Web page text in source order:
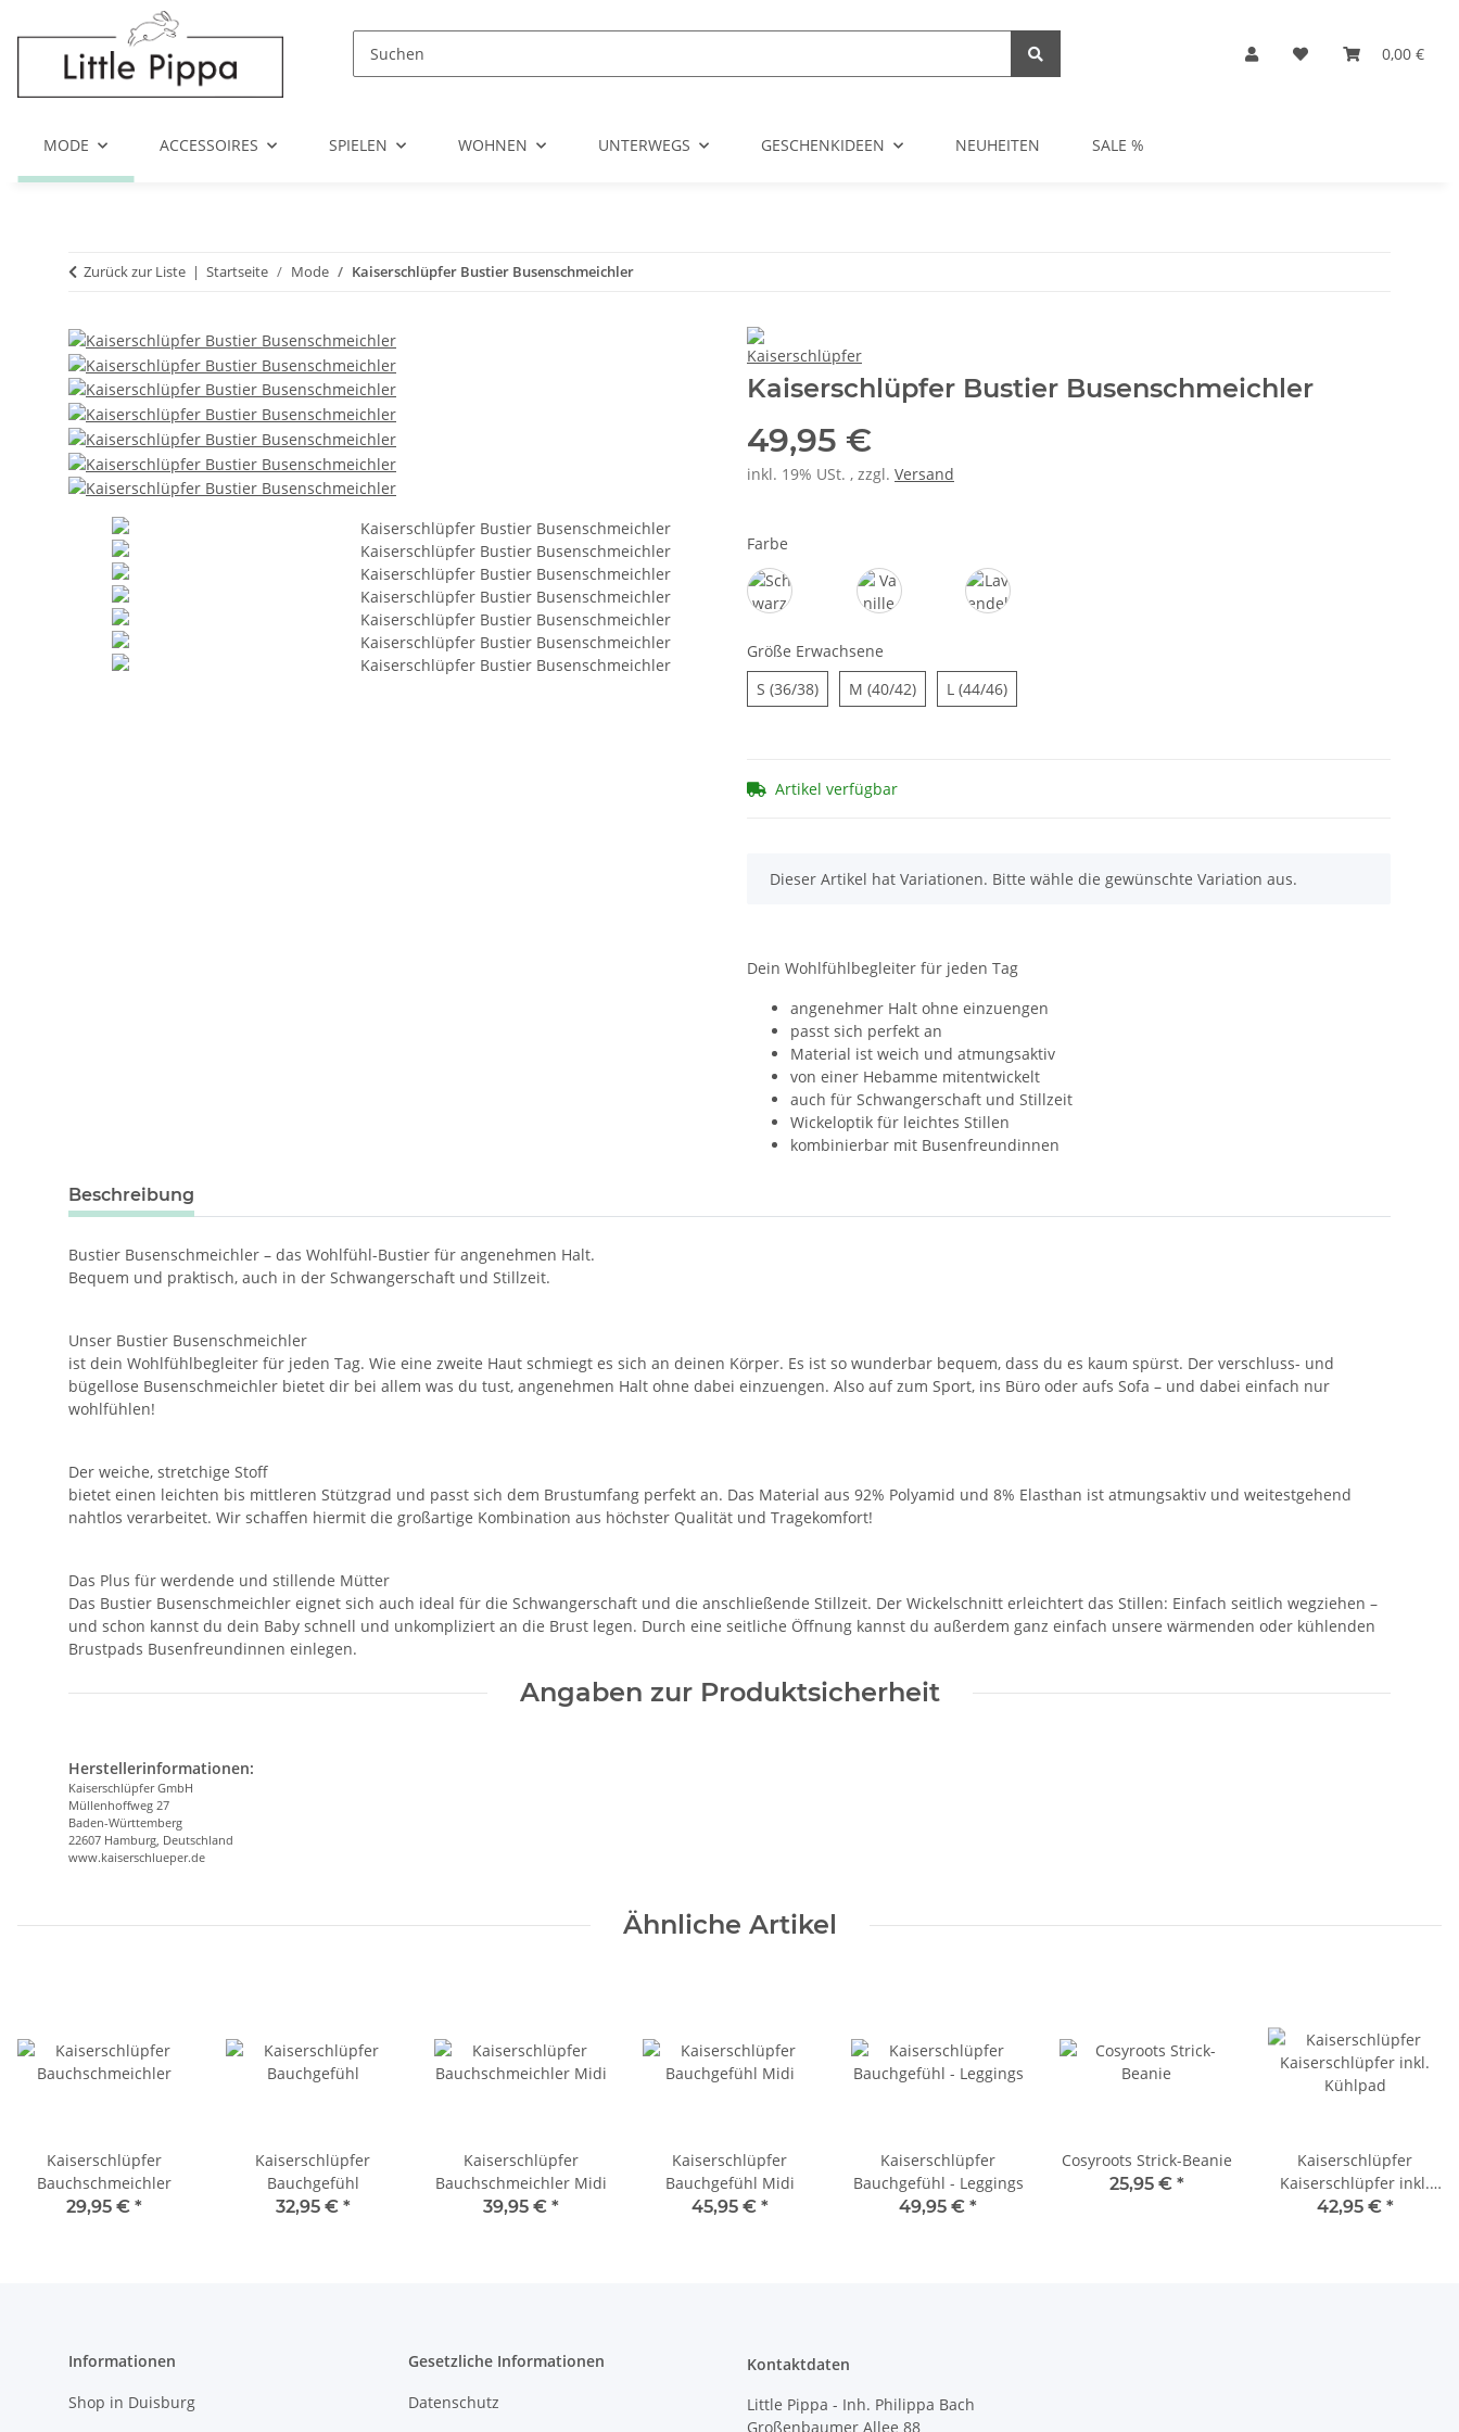
Zum Hauptinhalt springen
0,00 €
MODE ACCESSOIRES SPIELEN WOHNEN UNTERWEGS GESCHENKIDEEN NEUHEITEN SALE %
Zurück zur Liste Startseite Mode Kaiserschlüpfer Bustier Busenschmeichler
Kaiserschlüpfer Bustier Busenschmeichler
49,95 €
inkl. 19% USt. , zzgl. Versand
Farbe
Größe Erwachsene
S (36/38)S (36/38)M (40/42)M (40/42)
L (44/46)L (44/46)
Artikel verfügbar
x
Dieser Artikel hat Variationen. Bitte wähle die gewünschte Variation aus.
Dein Wohlfühlbegleiter für jeden Tag
angenehmer Halt ohne einzuengen
passt sich perfekt an
Material ist weich und atmungsaktiv
von einer Hebamme mitentwickelt
auch für Schwangerschaft und Stillzeit
Wickeloptik für leichtes Stillen
kombinierbar mit Busenfreundinnen
weitere Registerkarten anzeigen
Beschreibung
Bustier Busenschmeichler – das Wohlfühl-Bustier für angenehmen Halt.
Bequem und praktisch, auch in der Schwangerschaft und Stillzeit.
Unser Bustier Busenschmeichler
ist dein Wohlfühlbegleiter für jeden Tag. Wie eine zweite Haut schmiegt es sich an deinen Körper. Es ist so wunderbar bequem, dass du es kaum spürst. Der verschluss- und
bügellose Busenschmeichler bietet dir bei allem was du tust, angenehmen Halt ohne dabei einzuengen. Also auf zum Sport, ins Büro oder aufs Sofa – und dabei einfach nur
wohlfühlen!
Der weiche, stretchige Stoff
bietet einen leichten bis mittleren Stützgrad und passt sich dem Brustumfang perfekt an. Das Material aus 92% Polyamid und 8% Elasthan ist atmungsaktiv und weitestgehend
nahtlos verarbeitet. Wir schaffen hiermit die großartige Kombination aus höchster Qualität und Tragekomfort!
Das Plus für werdende und stillende Mütter
Das Bustier Busenschmeichler eignet sich auch ideal für die Schwangerschaft und die anschließende Stillzeit. Der Wickelschnitt erleichtert das Stillen: Einfach seitlich wegziehen –
und schon kannst du dein Baby schnell und unkompliziert an die Brust legen. Durch eine seitliche Öffnung kannst du außerdem ganz einfach unsere wärmenden oder kühlenden
Brustpads Busenfreundinnen einlegen.
Angaben zur Produktsicherheit
Herstellerinformationen:
Kaiserschlüpfer GmbH
Müllenhoffweg 27
Baden-Württemberg
22607 Hamburg, Deutschland
www.kaiserschlueper.de
Ähnliche Artikel
Kaiserschlüpfer
Bauchschmeichler
29,95 € *
Kaiserschlüpfer
Bauchgefühl
32,95 € *
Kaiserschlüpfer
Bauchschmeichler Midi
39,95 € *
Kaiserschlüpfer
Bauchgefühl Midi
45,95 € *
Kaiserschlüpfer
Bauchgefühl - Leggings
49,95 € *
Cosyroots Strick-Beanie
25,95 € *
Kaiserschlüpfer
Kaiserschlüpfer inkl.
Kühlpad
42,95 € *
Informationen
Shop in Duisburg
Gesetzliche Informationen
Datenschutz
Kontaktdaten
Little Pippa - Inh. Philippa Bach
Großenbaumer Allee 88